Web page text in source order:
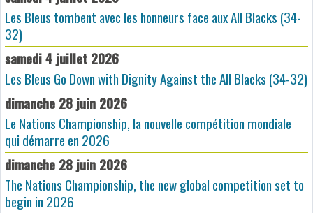
Les Bleus tombent avec les honneurs face aux All Blacks (34-
32)
samedi 4 juillet 2026
Les Bleus Go Down with Dignity Against the All Blacks (34-32)
dimanche 28 juin 2026
Le Nations Championship, la nouvelle compétition mondiale
qui démarre en 2026
dimanche 28 juin 2026
The Nations Championship, the new global competition set to
begin in 2026